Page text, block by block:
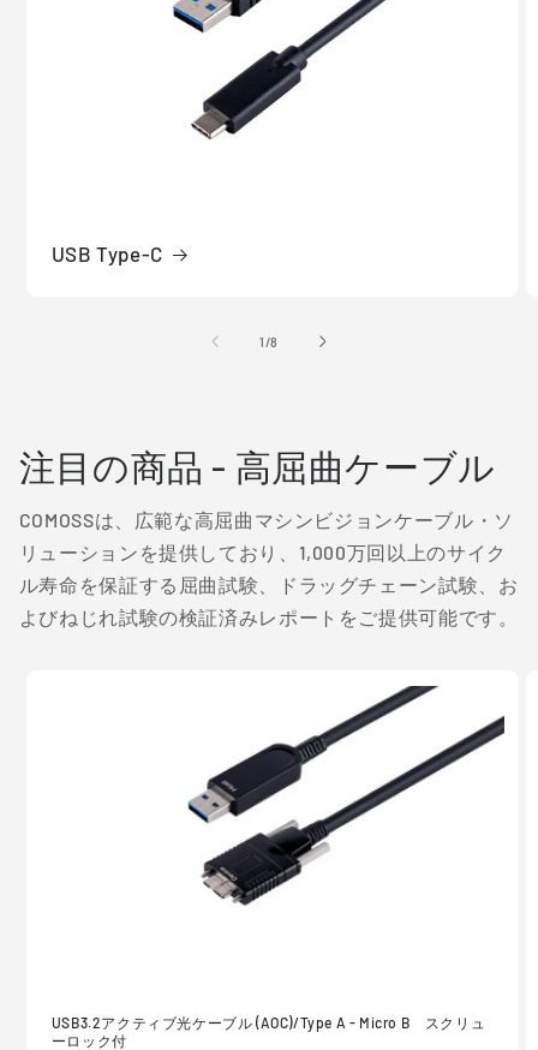
USB Type-C
1/の
8
注目の商品 - 高屈曲ケーブル
COMOSSは、広範な高屈曲マシンビジョンケーブル・ソ
リューションを提供しており、1,000万回以上のサイク
ル寿命を保証する屈曲試験、ドラッグチェーン試験、お
よびねじれ試験の検証済みレポートをご提供可能です。
USB3.2アクティブ光ケーブル (AOC)/Type A - Micro B スクリュ
ーロック付